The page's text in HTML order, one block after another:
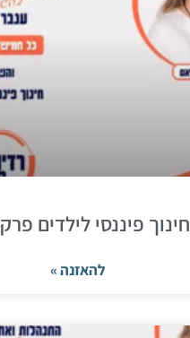
חינוך פיננסי לילדים פרק 122
להאזנה »